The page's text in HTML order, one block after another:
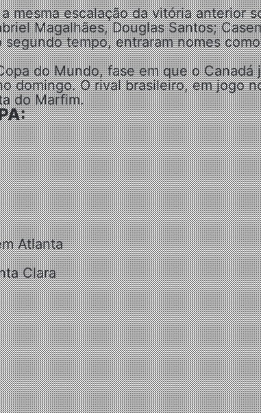
mesma escalação da vitória anterior
Magalhães, Douglas Santos;
tempo, entraram nomes como
do Mundo, fase em que o Canadá
domingo. O rival brasileiro, em jogo
do Marfim.
Atlanta
Clara